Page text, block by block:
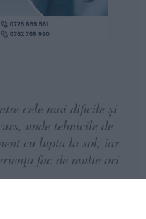
cele mai dificile și
unde tehnicile de
cu lupta la sol, iar
fac de multe ori